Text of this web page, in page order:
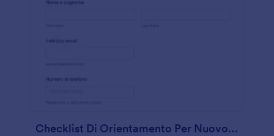
Checklist Di Orientamento Per Nuovo Assunto Modulo